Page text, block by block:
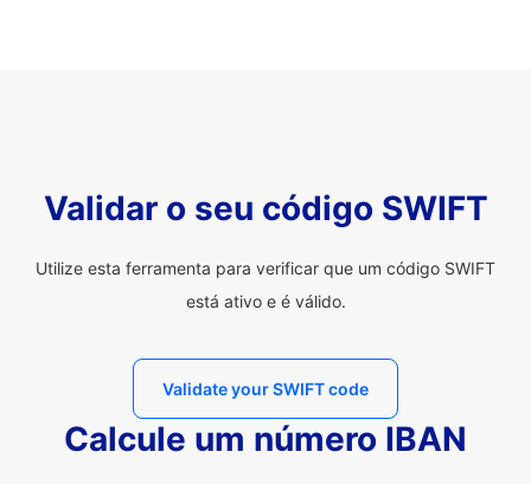
Validar o seu código SWIFT
Utilize esta ferramenta para verificar que um código SWIFT
está ativo e é válido.
Validate your SWIFT code
Calcule um número IBAN